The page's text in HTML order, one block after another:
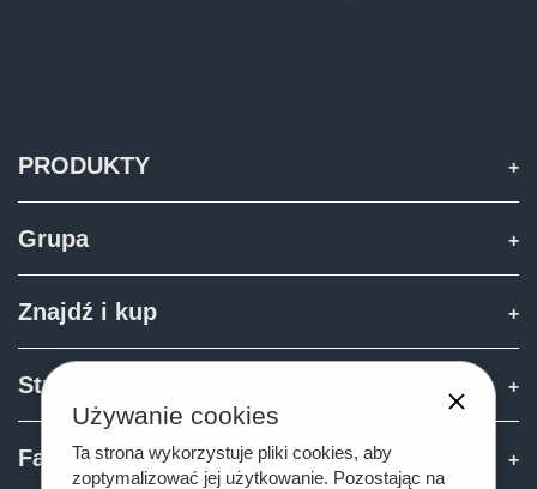
Używanie cookies
Ta strona wykorzystuje pliki cookies, aby
zoptymalizować jej użytkowanie. Pozostając na
PRODUKTY
Grupa
Znajdź i kup
Strefa Joskin
Fan shop